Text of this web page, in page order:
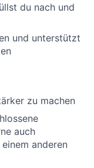
du nach und
und unterstützt
zu machen
auch
anderen